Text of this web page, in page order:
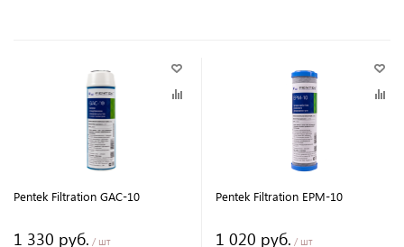
Pentek Filtration GAC-10
1 330 руб. / шт
Pentek Filtration EPM-10
1 020 руб. / шт